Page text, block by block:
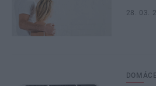
28. 03.